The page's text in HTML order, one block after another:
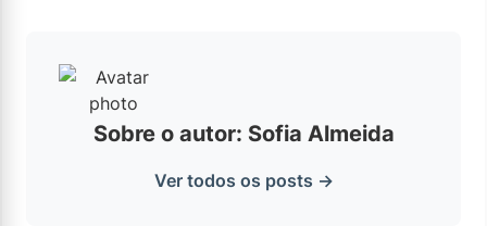
Sobre o autor: Sofia Almeida
Ver todos os posts →